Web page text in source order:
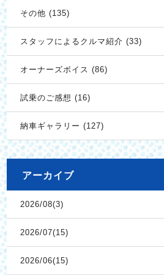
その他 (135)
スタッフによるクルマ紹介 (33)
オーナーズボイス (86)
試乗のご感想 (16)
納車ギャラリー (127)
アーカイブ
2026/08(3)
2026/07(15)
2026/06(15)